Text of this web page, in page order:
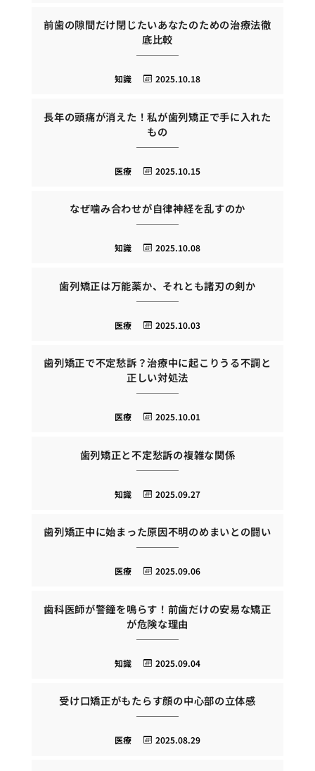
前歯の隙間だけ閉じたいあなたのための治療法徹
底比較
2025.10.18
知識
長年の頭痛が消えた！私が歯列矯正で手に入れた
もの
2025.10.15
医療
なぜ噛み合わせが自律神経を乱すのか
2025.10.08
知識
歯列矯正は万能薬か、それとも諸刃の剣か
2025.10.03
医療
歯列矯正で不定愁訴？治療中に起こりうる不調と
正しい対処法
2025.10.01
医療
歯列矯正と不定愁訴の複雑な関係
2025.09.27
知識
歯列矯正中に始まった原因不明のめまいとの闘い
2025.09.06
医療
歯科医師が警鐘を鳴らす！前歯だけの安易な矯正
が危険な理由
2025.09.04
知識
受け口矯正がもたらす顔の中心部の立体感
2025.08.29
医療